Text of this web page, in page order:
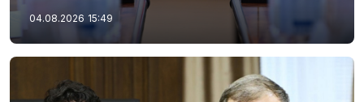
04.08.2026 15:49